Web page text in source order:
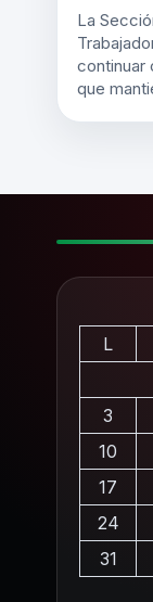
La
continuar
que
L
3
10
17
24
31